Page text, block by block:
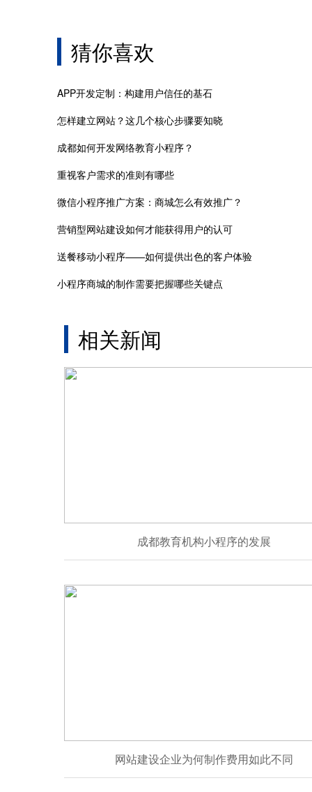
猜你喜欢
APP开发定制：构建用户信任的基石
怎样建立网站？这几个核心步骤要知晓
成都如何开发网络教育小程序？
重视客户需求的准则有哪些
微信小程序推广方案：商城怎么有效推广？
营销型网站建设如何才能获得用户的认可
送餐移动小程序——如何提供出色的客户体验
小程序商城的制作需要把握哪些关键点
相关新闻
成都教育机构小程序的发展
网站建设企业为何制作费用如此不同